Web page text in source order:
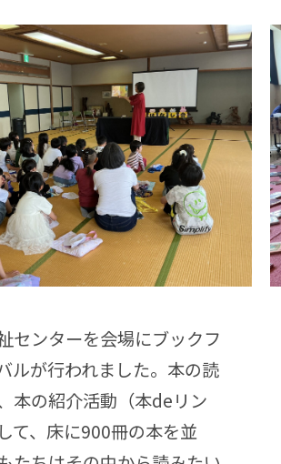
センターを会場にブックフ
ルが行われました。本の読
本の紹介活動（本deリン
て、床に900冊の本を並